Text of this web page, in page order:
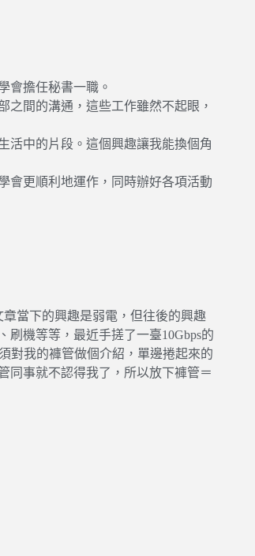
會擔任秘書一職。
之間的溝通，這些工作雖然不起眼，
活中的片段。這個興趣讓我能換個角
會更順利地運作，同時辦好各項活動
當下的興趣是弱電，但往後的興趣
刷機等等，最近手搓了一臺10Gbps的
對我的褲管做個介紹，單邊捲起來的
同事就不認得我了，所以放下褲管＝